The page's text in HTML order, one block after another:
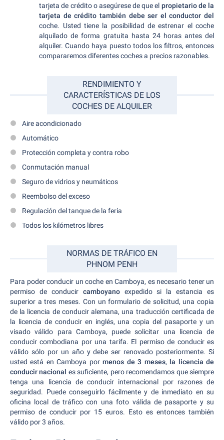
tarjeta de crédito o asegúrese de que el propietario de la
tarjeta de crédito también debe ser el conductor del
coche. Usted tiene la posibilidad de estrenar el coche
alquilado de forma gratuita hasta 24 horas antes del
alquiler. Cuando haya puesto todos los filtros, entonces
compararemos diferentes coches a precios razonables.
RENDIMIENTO Y
CARACTERÍSTICAS DE LOS
COCHES DE ALQUILER
Aire acondicionado
Automático
Protección completa y contra robo
Conmutación manual
Seguro de vidrios y neumáticos
Reembolso del exceso
Regulación del tanque de la feria
Todos los kilómetros libres
NORMAS DE TRÁFICO EN
PHNOM PENH
Para poder conducir un coche en Camboya, es necesario tener un
permiso de conducir camboyanoexpedido si la estancia es
superior a tres meses. Con un formulario de solicitud, una copia
de la licencia de conducir alemana, una traducción certificada de
la licencia de conducir en inglés, una copia del pasaporte y un
visado válido para Camboya, puede solicitar una licencia de
conducir combodiana por una tarifa. El permiso de conducir es
válido sólo por un año y debe ser renovado posteriormente. Si
usted está en Camboya pormenos de 3 meses, la licencia de
conducir nacional es suficiente, pero recomendamos que siempre
tenga una licencia de conducir internacional por razones de
seguridad. Puede conseguirlo fácilmente y de inmediato en su
oficina local de tráfico con una foto válida de pasaporte y su
permiso de conducir por 15 euros. Esto es entonces también
válido por 3 años.